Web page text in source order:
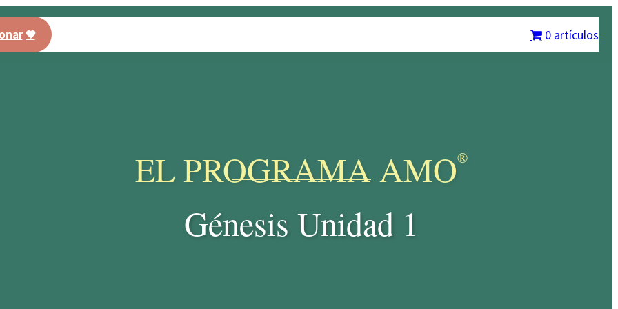
Programa AMO 0 artículos
EL PROGRAMA AMO®
Génesis Unidad 1